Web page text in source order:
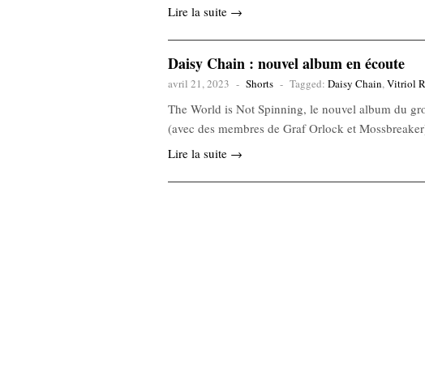
Lire la suite →
Daisy Chain : nouvel album en écoute
avril 21, 2023 - Shorts - Tagged: Daisy Chain,Vitriol
The World is Not Spinning, le nouvel album du
(avec des membres de Graf Orlock et
Lire la suite →